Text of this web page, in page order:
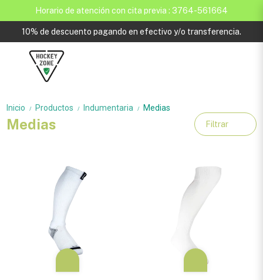
Horario de atención con cita previa : 3764-561664
10% de descuento pagando en efectivo y/o transferencia.
Inicio / Productos / Indumentaria / Medias
Medias Filtrar